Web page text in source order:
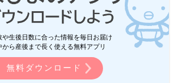
や生後日数に合った情報を毎日お届け
から産後まで長く使える無料アプリ
無料ダウンロード